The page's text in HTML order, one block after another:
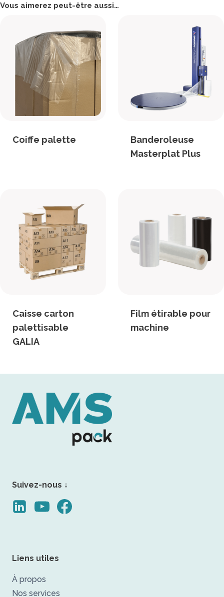
Vous aimerez peut-être aussi…
Coiffe palette
Banderoleuse
Masterplat Plus
Caisse carton
palettisable
GALIA
Film étirable pour
machine
Suivez-nous ↓
Liens utiles
À propos
Nos services